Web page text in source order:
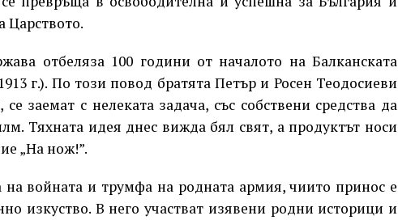
Царството.
отбеляза 100 години от началото на Балканската
г.). По този повод братята Петър и Росен Теодосиеви
заемат с нелеката задача, със собствени средства да
Тяхната идея днес вижда бял свят, а продуктът носи
„На нож!”.
на войната и трумфа на родната армия, чиито принос е
изкуство. В него участват изявени родни историци и